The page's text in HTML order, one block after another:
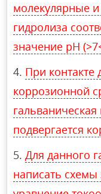
молекулярные
гидролиза
значение рН
При контакте
коррозионной
подвергается
Для данного
написать